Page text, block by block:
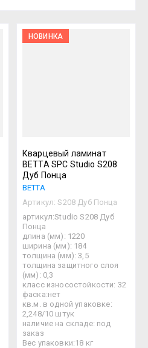
НОВИНКА
Кварцевый ламинат
BETTA SPC Studio S208
Дуб Понца
BETTA
Артикул: S208 Дуб Понца
артикул:Studio S208 Дуб
Понца
длина (мм): 1220
ширина (мм): 184
толщина (мм): 3,5
толщина защитного слоя
(мм): 0,3
класс износостойкости: 32
фаска:нет
кв.м. в одной упаковке:
2,248/10 штук
наличие на складе: под
заказ
Вес упаковки:18 кг